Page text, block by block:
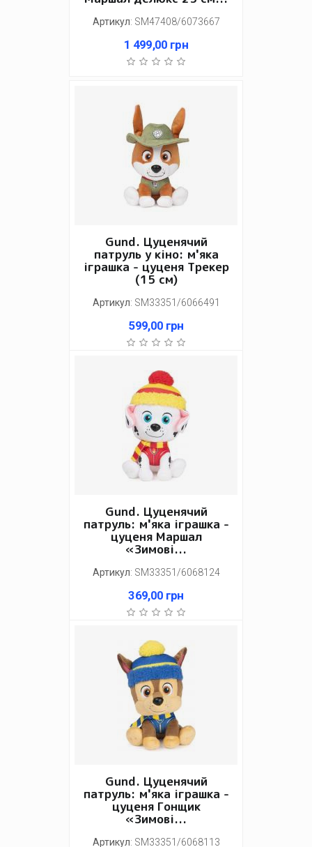
Артикул: SM47408/6073667
1 499,00 грн
Gund. Цуценячий
патруль у кіно: м'яка
іграшка - цуценя Трекер
(15 см)
Артикул: SM33351/6066491
599,00 грн
Gund. Цуценячий
патруль: м'яка іграшка -
цуценя Маршал
«Зимові...
Артикул: SM33351/6068124
369,00 грн
Gund. Цуценячий
патруль: м'яка іграшка -
цуценя Гонщик
«Зимові...
Артикул: SM33351/6068113